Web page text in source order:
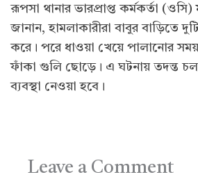
রূপসা থানার ভারপ্রাপ্ত কর্মকর্তা
জানান, হামলাকারীরা বাবুর বাড়িতে
করে। পরে ধাওয়া খেয়ে পালানোর সময়
ফাঁকা গুলি ছোড়ে। এ ঘটনায় তদন্ত
ব্যবস্থা নেওয়া হবে।
Leave a Comment